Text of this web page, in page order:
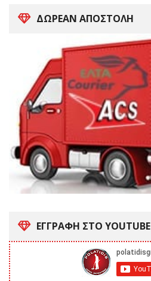
ΔΩΡΕΑΝ ΑΠΟΣΤΟΛΗ
ΕΓΓΡΑΦΗ ΣΤΟ YOUTUBE